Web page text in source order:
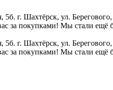
г. Шахтёрск, ул.
за покупками! Мы стали ещё
г. Шахтёрск, ул.
за покупками! Мы стали ещё